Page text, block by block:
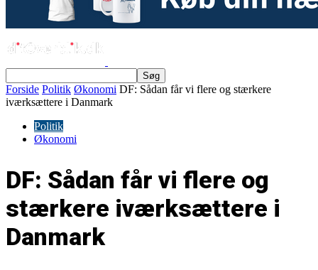
Forside Politik Økonomi DF: Sådan får vi flere og stærkere
iværksættere i Danmark
Politik
Økonomi
DF: Sådan får vi flere og
stærkere iværksættere i
Danmark